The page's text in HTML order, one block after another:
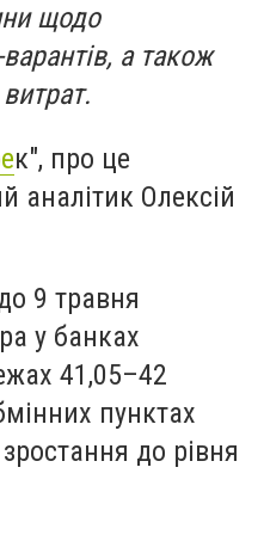
щодо
а також
к", про це
аналітик Олексій
9 травня
у банках
41,05–42
пунктах
до рівня